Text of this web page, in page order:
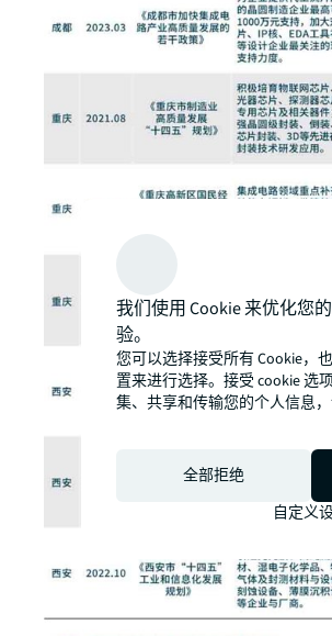
我们使用 Cookie 来优化您
验。
您可以选择接受所有 Cookie，
置来进行选择。接受 cookie 选
集、共享和传输您的个人信息
全部拒绝
自定义